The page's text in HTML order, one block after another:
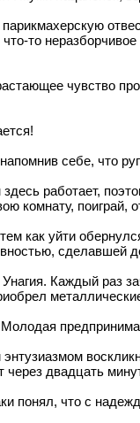
то
чувство
себе, что
работает,
комнату, поиграй,
как уйти
сделавшей
Каждый раз
двадцать
понял, что с